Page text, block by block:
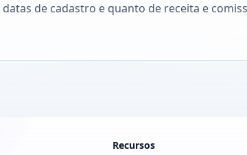
de cadastro e quanto de receita e
Recursos